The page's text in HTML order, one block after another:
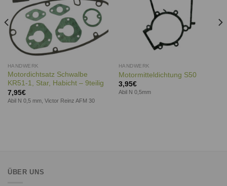
HANDWERK
Motordichtsatz Schwalbe
KR51-1, Star, Habicht – 9teilig
7,95€
Abil N 0,5 mm, Victor Reinz AFM 30
HANDWERK
Motormitteldichtung S50
3,95€
Abil N 0,5mm
ÜBER UNS